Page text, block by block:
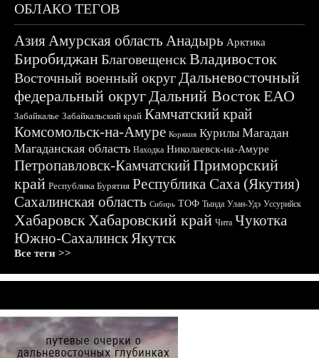
ОБЛАКО ТЕГОВ
АзияАмурская область Анадырь Арктика
БиробиджанБлаговещенскВладивосток
Восточный военный округДальневосточный
федеральный округДальний ВостокЕАО
Забайкалье Забайкальский край Камчатский край
Комсомольск-на-Амуре Корякия Курилы Магадан
Магаданская область Находка Николаевск-на-Амуре
Петропавловск-КамчатскийПриморский
край Республика Бурятия Республика Саха (Якутия)
Сахалинская область Сибирь ТОФ Тында Улан-Удэ Уссурийск
ХабаровскХабаровский край Чита Чукотка
Южно-СахалинскЯкутск
Все теги >>